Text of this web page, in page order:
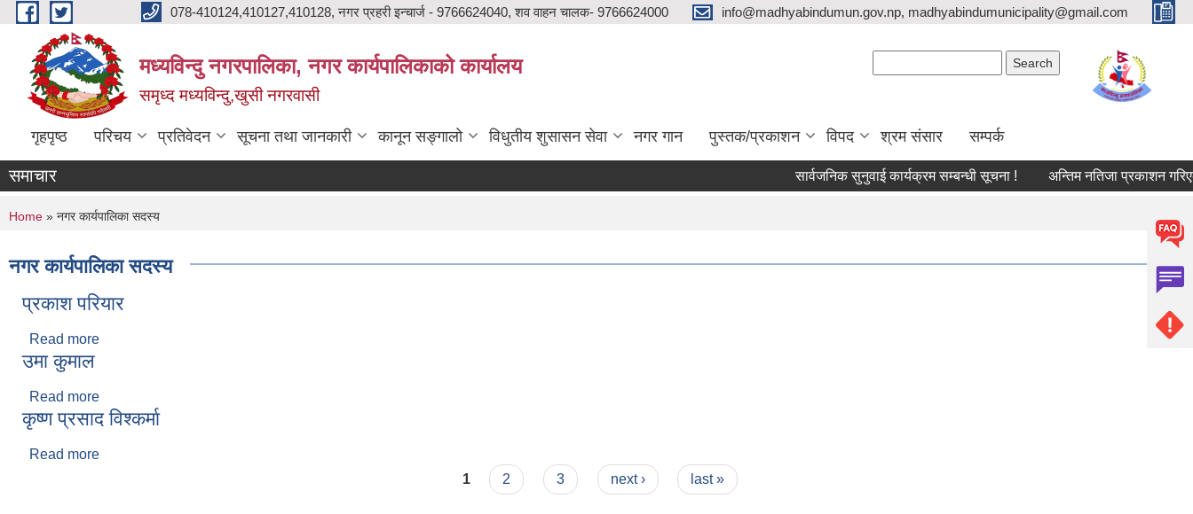
Skip to main content 078-410124,410127,410128, नगर प्रहरी इन्चार्ज - 9766624040, शव वाहन चालक- 9766624000 info@madhyabindumun.gov.np, madhyabindumunicipality@gmail.com
मध्यविन्दु नगरपालिका, नगर कार्यपालिकाको कार्यालय
समृध्द मध्यविन्दु,खुसी नगरवासी
गृहपृष्ठ परिचय प्रतिवेदन सूचना तथा जानकारी कानून सङ्गालो विधुतीय शुसासन सेवा नगर गान पुस्तक/प्रकाशन विपद श्रम संसार सम्पर्क
समाचार सार्वजनिक सुनुवाई कार्यक्रम सम्बन्धी सूचना ! अन्तिम नतिजा प्रकाशन गरिएको
You are here
Home » नगर कार्यपालिका सदस्य
नगर कार्यपालिका सदस्य
प्रकाश परियार
Read more
उमा कुमाल
Read more
कृष्ण प्रसाद विश्कर्मा
Read more
1 2 3 next › last »